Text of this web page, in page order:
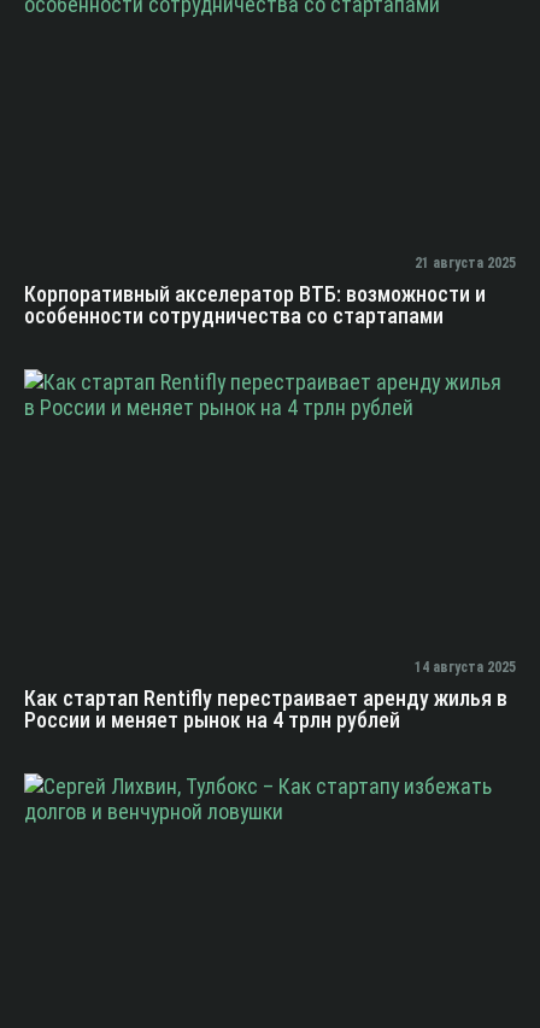
21 августа 2025
Корпоративный акселератор ВТБ: возможности и
особенности сотрудничества со стартапами
14 августа 2025
Как стартап Rentifly перестраивает аренду жилья в
России и меняет рынок на 4 трлн рублей